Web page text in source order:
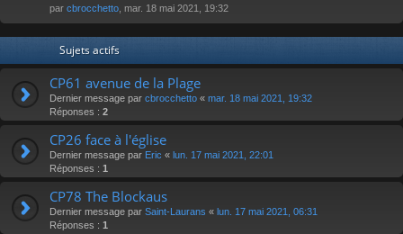
par cbrocchetto , mar. 18 mai 2021, 19:32
Sujets actifs
CP61 avenue de la Plage
Dernier message par cbrocchetto « mar. 18 mai 2021, 19:32
Réponses : 2
CP26 face à l'église
Dernier message par Eric « lun. 17 mai 2021, 22:01
Réponses : 1
CP78 The Blockaus
Dernier message par Saint-Laurans « lun. 17 mai 2021, 06:31
Réponses : 1